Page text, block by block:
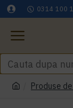
0314 100
Produse